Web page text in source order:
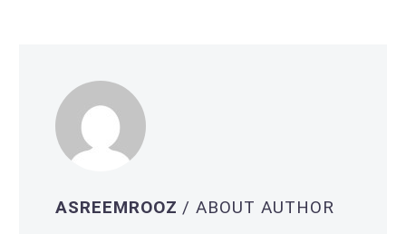
ASREEMROOZ / ABOUT AUTHOR